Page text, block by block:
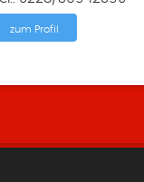
zum Profil